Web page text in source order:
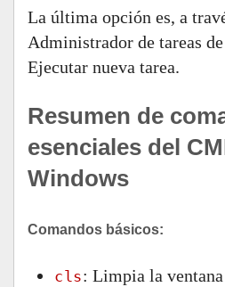
La última opción es, a
Administrador de tareas
Ejecutar nueva tarea.
Resumen de
esenciales del
Windows
Comandos básicos:
cls: Limpia la